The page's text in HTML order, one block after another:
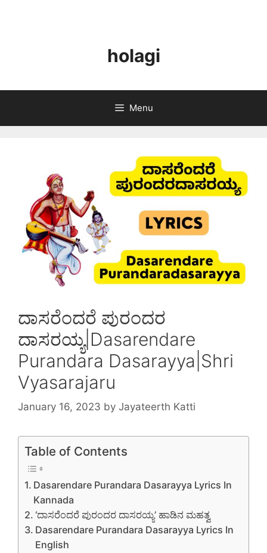
holagi
Menu
ದಾಸರೆಂದರೆ ಪುರಂದರ
ದಾಸರಯ್ಯ|Dasarendare
Purandara Dasarayya|Shri
Vyasarajaru
January 16, 2023 by Jayateerth Katti
Table of Contents
Dasarendare Purandara Dasarayya Lyrics In
Kannada
‘ದಾಸರೆಂದರೆ ಪುರಂದರ ದಾಸರಯ್ಯ’ ಹಾಡಿನ ಮಹತ್ವ
Dasarendare Purandara Dasarayya Lyrics In
English